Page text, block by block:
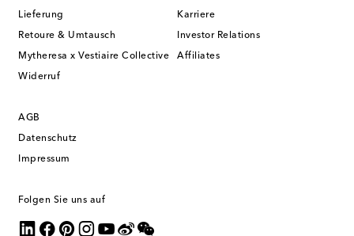
Lieferung
Retoure & Umtausch
Mytheresa x Vestiaire Collective
Widerruf
Karriere
Investor Relations
Affiliates
AGB
Datenschutz
Impressum
Folgen Sie uns auf